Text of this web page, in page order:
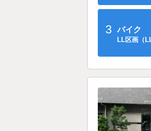
3 バイク
LL区画（